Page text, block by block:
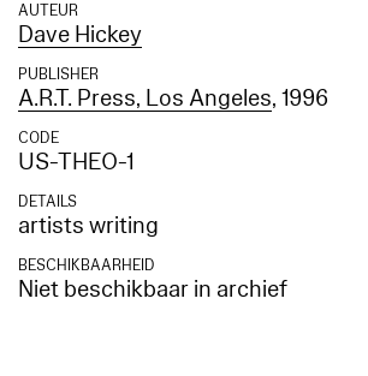
AUTEUR
Dave Hickey
PUBLISHER
A.R.T. Press, Los Angeles, 1996
CODE
US-THEO-1
DETAILS
artists writing
BESCHIKBAARHEID
Niet beschikbaar in archief